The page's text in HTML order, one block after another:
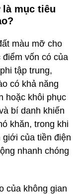
mục tiêu
màu mỡ cho
vốn có của
tập trung,
có khả năng
hoặc khôi phục
bí danh khiến
khăn, trong khi
giới của tiền điện
nhanh chóng
của không gian